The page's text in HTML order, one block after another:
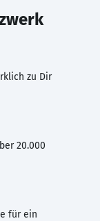
zu Dir
20.000
für ein